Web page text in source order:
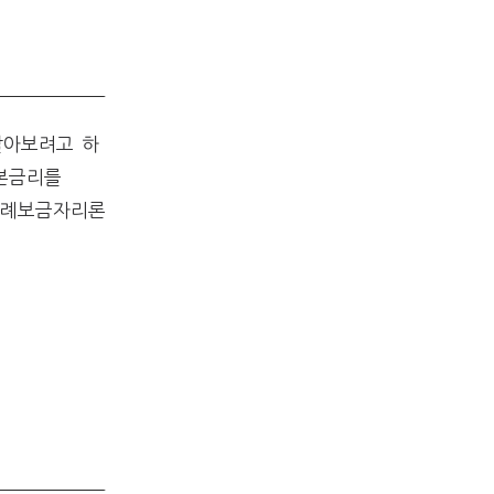
보려고 하
금리를
보금자리론